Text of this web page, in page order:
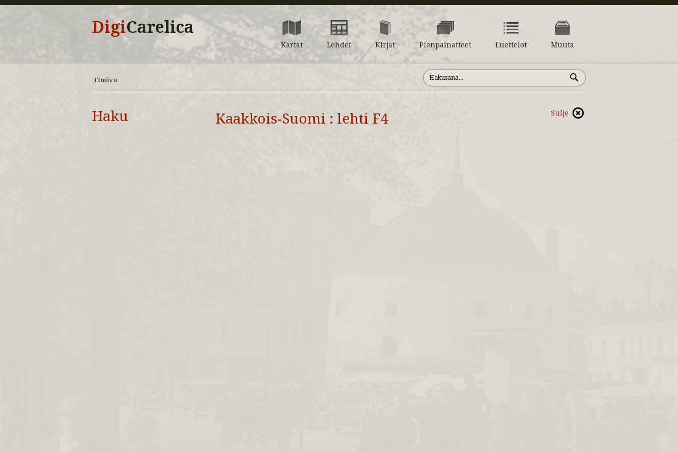
DigiCarelica
Kartat Lehdet Kirjat Pienpainatteet Luettelot Muuta
Etusivu
Haku Kaakkois-Suomi : lehti F4 Sulje